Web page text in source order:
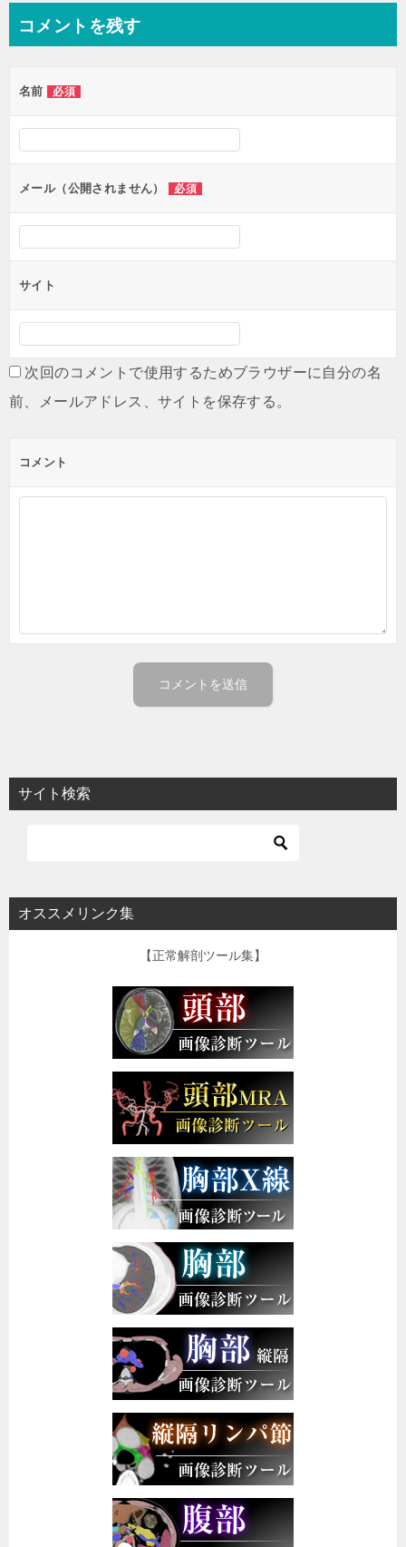
コメントを残す
名前 必須
メール（公開されません） 必須
サイト
次回のコメントで使用するためブラウザーに自分の名
前、メールアドレス、サイトを保存する。
コメント
サイト検索
オススメリンク集
【正常解剖ツール集】